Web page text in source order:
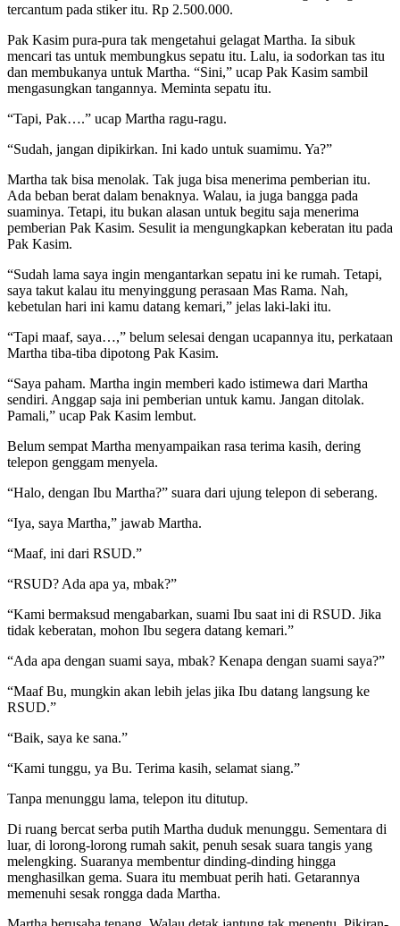
tercantum pada stiker itu. Rp 2.500.000.
Pak Kasim pura-pura tak mengetahui gelagat Martha. Ia sibuk
mencari tas untuk membungkus sepatu itu. Lalu, ia sodorkan tas itu
dan membukanya untuk Martha. “Sini,” ucap Pak Kasim sambil
mengasungkan tangannya. Meminta sepatu itu.
“Tapi, Pak….” ucap Martha ragu-ragu.
“Sudah, jangan dipikirkan. Ini kado untuk suamimu. Ya?”
Martha tak bisa menolak. Tak juga bisa menerima pemberian itu.
Ada beban berat dalam benaknya. Walau, ia juga bangga pada
suaminya. Tetapi, itu bukan alasan untuk begitu saja menerima
pemberian Pak Kasim. Sesulit ia mengungkapkan keberatan itu pada
Pak Kasim.
“Sudah lama saya ingin mengantarkan sepatu ini ke rumah. Tetapi,
saya takut kalau itu menyinggung perasaan Mas Rama. Nah,
kebetulan hari ini kamu datang kemari,” jelas laki-laki itu.
“Tapi maaf, saya…,” belum selesai dengan ucapannya itu, perkataan
Martha tiba-tiba dipotong Pak Kasim.
“Saya paham. Martha ingin memberi kado istimewa dari Martha
sendiri. Anggap saja ini pemberian untuk kamu. Jangan ditolak.
Pamali,” ucap Pak Kasim lembut.
Belum sempat Martha menyampaikan rasa terima kasih, dering
telepon genggam menyela.
“Halo, dengan Ibu Martha?” suara dari ujung telepon di seberang.
“Iya, saya Martha,” jawab Martha.
“Maaf, ini dari RSUD.”
“RSUD? Ada apa ya, mbak?”
“Kami bermaksud mengabarkan, suami Ibu saat ini di RSUD. Jika
tidak keberatan, mohon Ibu segera datang kemari.”
“Ada apa dengan suami saya, mbak? Kenapa dengan suami saya?”
“Maaf Bu, mungkin akan lebih jelas jika Ibu datang langsung ke
RSUD.”
“Baik, saya ke sana.”
“Kami tunggu, ya Bu. Terima kasih, selamat siang.”
Tanpa menunggu lama, telepon itu ditutup.
Di ruang bercat serba putih Martha duduk menunggu. Sementara di
luar, di lorong-lorong rumah sakit, penuh sesak suara tangis yang
melengking. Suaranya membentur dinding-dinding hingga
menghasilkan gema. Suara itu membuat perih hati. Getarannya
memenuhi sesak rongga dada Martha.